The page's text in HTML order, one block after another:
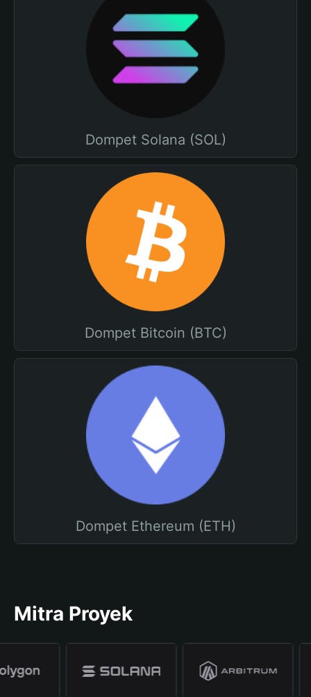
Dompet Solana (SOL)
Dompet Bitcoin (BTC)
Dompet Ethereum (ETH)
Mitra Proyek